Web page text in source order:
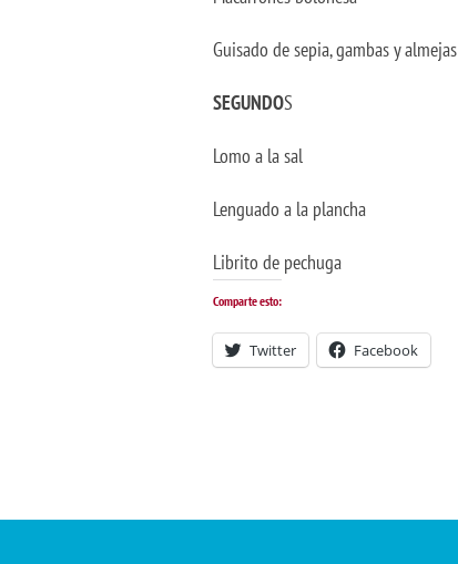
Guisado de sepia, gambas y almejas
SEGUNDOS
Lomo a la sal
Lenguado a la plancha
Librito de pechuga
Comparte esto:
Twitter Facebook